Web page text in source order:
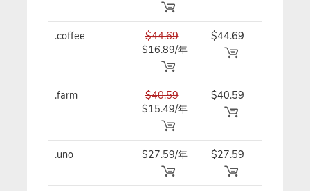
.coffee
$44.69
$16.89/年
$44.69
.farm
$40.59
$15.49/年
$40.59
.uno $27.59/年 $27.59